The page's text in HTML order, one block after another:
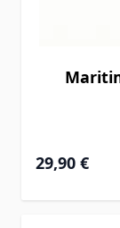
29,90 €